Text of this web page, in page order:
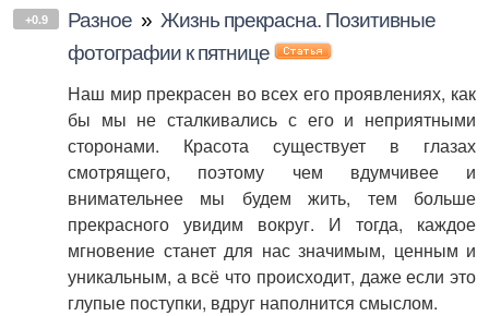
+0.9 Разное » Жизнь прекрасна. Позитивные
фотографии к пятнице
Наш мир прекрасен во всех его проявлениях, как
бы мы не сталкивались с его и неприятными
сторонами. Красота существует в глазах
смотрящего, поэтому чем вдумчивее и
внимательнее мы будем жить, тем больше
прекрасного увидим вокруг. И тогда, каждое
мгновение станет для нас значимым, ценным и
уникальным, а всё что происходит, даже если это
глупые поступки, вдруг наполнится смыслом.